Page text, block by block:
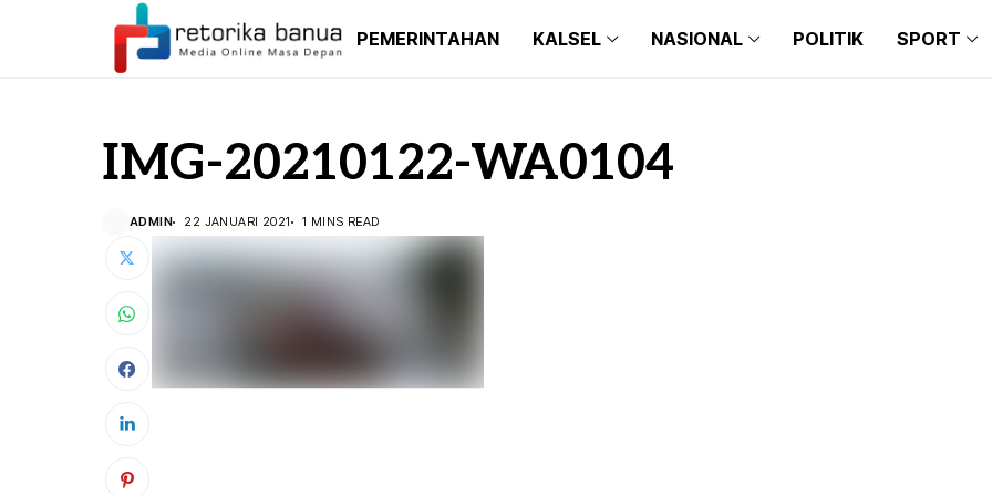
PEMERINTAHAN KALSEL
BARITO KUALA
NASIONAL POLITIK SPORT
BANJARMASIN
BANJARBARU
BALI
IMG-20210122-WA0104
ADMIN 22 JANUARI 2021 1 MINS READ